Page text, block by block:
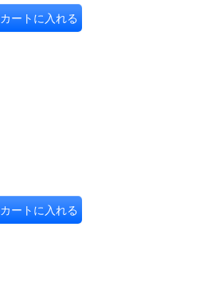
カートに入れる
カートに入れる